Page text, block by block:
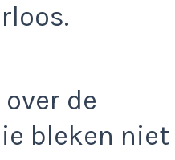
de
bleken niet